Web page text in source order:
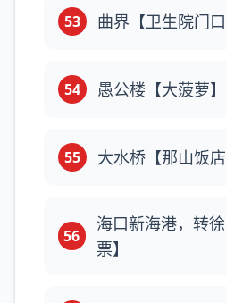
53 曲界【卫生院门口
54 愚公楼【大菠萝】
55 大水桥【那山饭店
56
海口新海港，转
票】